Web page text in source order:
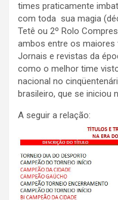
times praticamente
com toda sua magia
Tetê ou 2º Rolo
ambos entre os maiores
Jornais e revistas da
como o melhor time
nacional no
brasileiro, que se iniciou
A seguir a relação: